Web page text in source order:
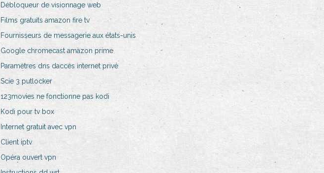
Débloqueur de visionnage web
Films gratuits amazon fire tv
Fournisseurs de messagerie aux états-unis
Google chromecast amazon prime
Paramètres dns daccès internet privé
Scie 3 putlocker
123movies ne fonctionne pas kodi
Kodi pour tv box
Internet gratuit avec vpn
Client iptv
Opéra ouvert vpn